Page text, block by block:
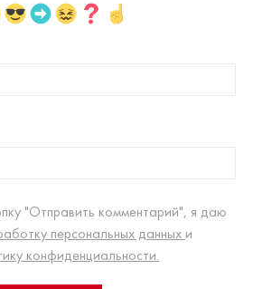
"Отправить комментарий", я даю
персональных данных и
конфиденциальности.